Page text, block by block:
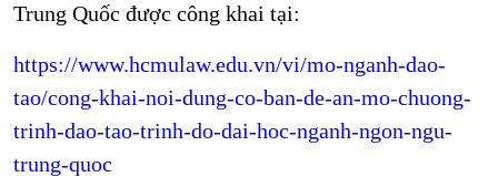
Trung Quốc được công khai tại:
https://www.hcmulaw.edu.vn/vi/mo-nganh-dao-
tao/cong-khai-noi-dung-co-ban-de-an-mo-chuong-
trinh-dao-tao-trinh-do-dai-hoc-nganh-ngon-ngu-
trung-quoc